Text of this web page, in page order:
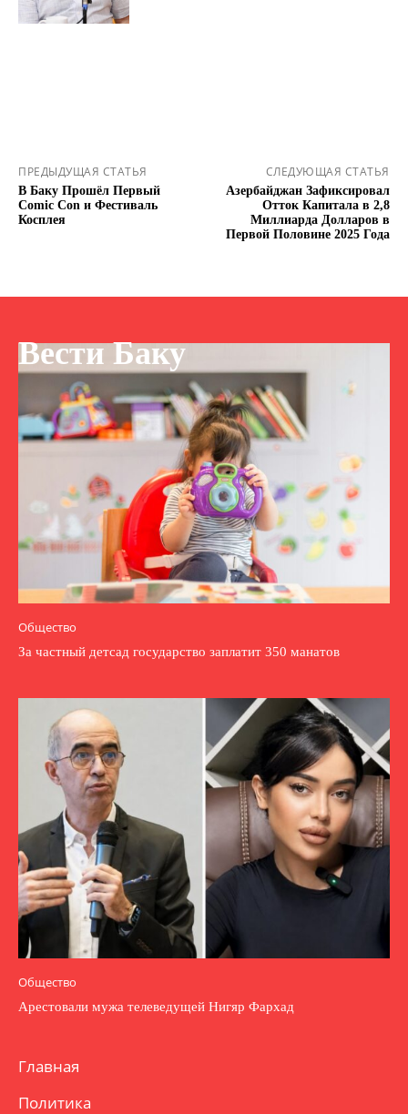
ПРЕДЫДУЩАЯ СТАТЬЯ
В Баку Прошёл Первый
Comic Con и Фестиваль
Косплея
СЛЕДУЮЩАЯ СТАТЬЯ
Азербайджан Зафиксировал
Отток Капитала в 2,8
Миллиарда Долларов в
Первой Половине 2025 Года
Вести Баку
Общество
За частный детсад государство заплатит 350 манатов
Общество
Арестовали мужа телеведущей Нигяр Фархад
Главная
Политика